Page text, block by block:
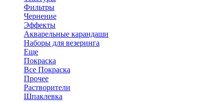
Фильтры
Чернение
Эффекты
Акварельные карандаши
Наборы для везеринга
Еще
Покраска
Все Покраска
Прочее
Растворители
Шпаклевка